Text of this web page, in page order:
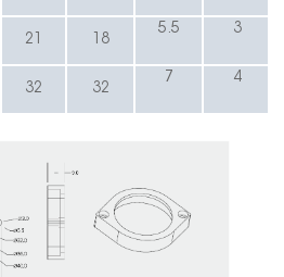
21 18
5.5 3
32 32
7 4